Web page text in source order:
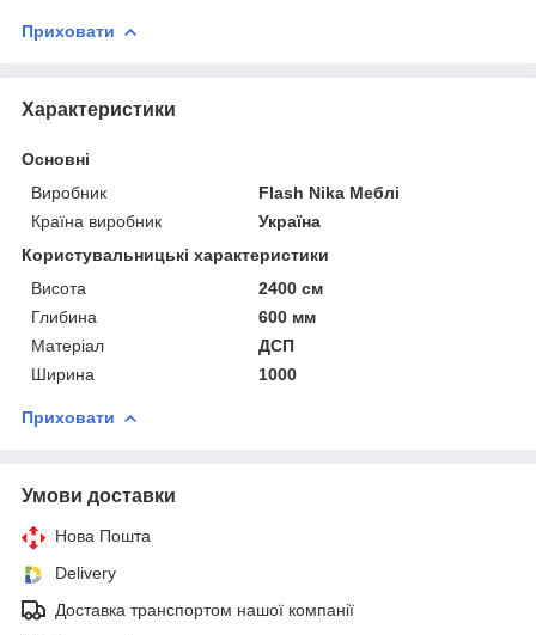
Приховати
Характеристики
Основні
Виробник
Flash Nika Меблі
Країна виробник
Україна
Користувальницькі характеристики
Висота
2400 см
Глибина
600 мм
Матеріал
ДСП
Ширина
1000
Приховати
Умови доставки
Нова Пошта
Delivery
Доставка транспортом нашої компанії